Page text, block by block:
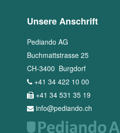
Unsere Anschrift
Pediando AG
Buchmattstrasse 25
CH-3400 Burgdorf
+41 34 422 10 00
+41 34 531 35 19
info@pediando.ch